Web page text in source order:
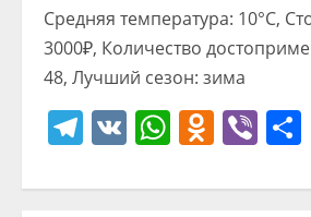
Средняя температура: 10°C,
3000₽, Количество
48, Лучший сезон: зима
Telegram
VK